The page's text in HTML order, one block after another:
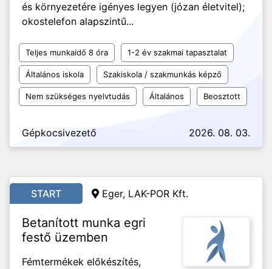
és környezetére igényes legyen (józan életvitel);
okostelefon alapszintű...
Teljes munkaidő 8 óra 1-2 év szakmai tapasztalat
Általános iskola Szakiskola / szakmunkás képző
Nem szükséges nyelvtudás Általános Beosztott
Gépkocsivezető 2026. 08. 03.
START Eger, LAK-POR Kft.
Betanított munka egri
festő üzemben
Fémtermékek előkészítés,